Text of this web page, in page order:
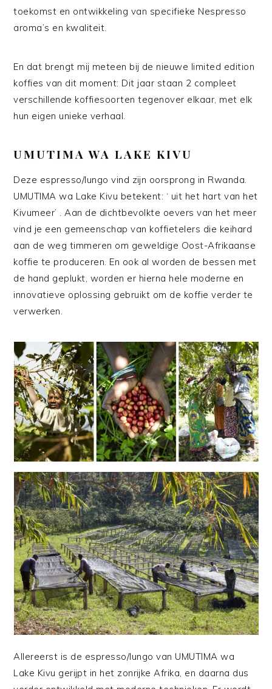
toekomst en ontwikkeling van specifieke Nespresso
aroma’s en kwaliteit.
En dat brengt mij meteen bij de nieuwe limited edition
koffies van dit moment: Dit jaar staan 2 compleet
verschillende koffiesoorten tegenover elkaar, met elk
hun eigen unieke verhaal.
UMUTIMA WA LAKE KIVU
Deze espresso/lungo vind zijn oorsprong in Rwanda.
UMUTIMA wa Lake Kivu betekent: ‘ uit het hart van het
Kivumeer’ . Aan de dichtbevolkte oevers van het meer
vind je een gemeenschap van koffietelers die keihard
aan de weg timmeren om geweldige Oost-Afrikaanse
koffie te produceren. En ook al worden de bessen met
de hand geplukt, worden er hierna hele moderne en
innovatieve oplossing gebruikt om de koffie verder te
verwerken.
Allereerst is de espresso/lungo van UMUTIMA wa
Lake Kivu gerijpt in het zonrijke Afrika, en daarna dus